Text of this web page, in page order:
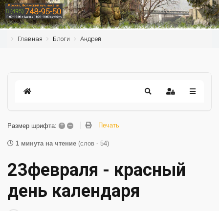
Главная Блоги Андрей
Размер шрифта: + – Печать
1 минута на чтение (слов - 54)
23февраля - красный
день календаря